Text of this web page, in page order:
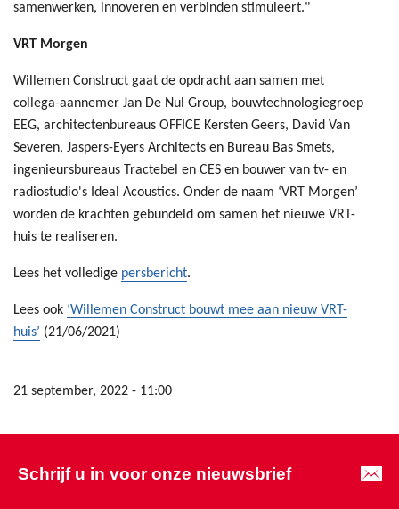
samenwerken, innoveren en verbinden stimuleert."
VRT Morgen
Willemen Construct gaat de opdracht aan samen met
collega-aannemer Jan De Nul Group, bouwtechnologiegroep
EEG, architectenbureaus OFFICE Kersten Geers, David Van
Severen, Jaspers-Eyers Architects en Bureau Bas Smets,
ingenieursbureaus Tractebel en CES en bouwer van tv- en
radiostudio's Ideal Acoustics. Onder de naam ‘VRT Morgen’
worden de krachten gebundeld om samen het nieuwe VRT-
huis te realiseren.
Lees het volledige persbericht.
Lees ook ‘Willemen Construct bouwt mee aan nieuw VRT-
huis’ (21/06/2021)
21 september, 2022 - 11:00
Schrijf u in voor onze nieuwsbrief